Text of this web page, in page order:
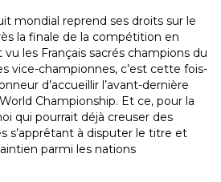
mondial reprend ses droits sur le
la finale de la compétition en
les Français sacrés champions du
vice-championnes, c’est cette fois-
d’accueillir l’avant-dernière
Championship. Et ce, pour la
qui pourrait déjà creuser des
s’apprêtant à disputer le titre et
parmi les nations